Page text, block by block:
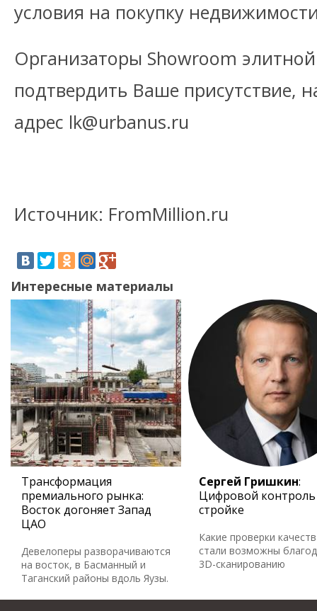
условия на покупку
Организаторы Showroom
подтвердить Ваше присутствие,
адрес lk@urbanus.ru
Источник: FromMillion.ru
Интересные материалы
Трансформация
премиального рынка:
Восток догоняет Запад
ЦАО
Девелоперы разворачиваются
на восток, в Басманный и
Таганский районы вдоль Яузы.
Сергей Гришкин:
Цифровой
стройке
Какие проверки
стали возможны
3D-сканированию